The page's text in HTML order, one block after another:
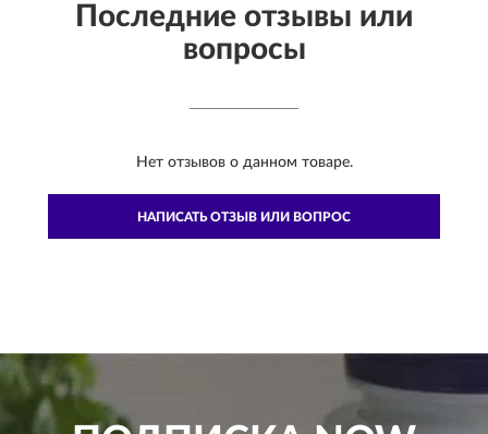
Последние отзывы или
вопросы
Нет отзывов о данном товаре.
НАПИСАТЬ ОТЗЫВ ИЛИ ВОПРОС